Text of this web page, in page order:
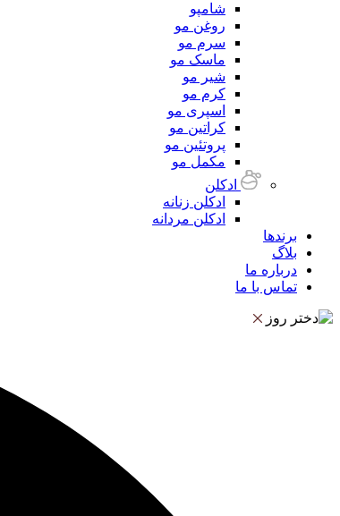
شامپو
روغن مو
سرم مو
ماسک مو
شیر مو
کرم مو
اسپری مو
کراتین مو
پروتئین مو
مکمل مو
ادکلن
ادکلن زنانه
ادکلن مردانه
برندها
بلاگ
درباره ما
تماس با ما